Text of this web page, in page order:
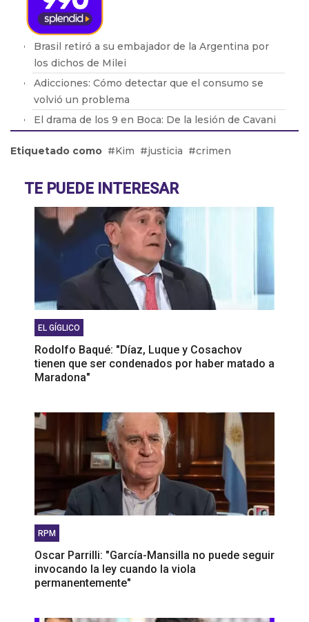
Brasil retiró a su embajador de la Argentina por
los dichos de Milei
Adicciones: Cómo detectar que el consumo se
volvió un problema
El drama de los 9 en Boca: De la lesión de Cavani
ALSONFÍN: "La RUPTURA del MERCOSUR traería
ECONOMÍA ARGENTINA"
RIESTRA PASÓ por ARRIBA a BOCA, le FALTÓ de
TODO al XENEIZE
Etiquetado como Kim justicia crimen
TE PUEDE INTERESAR
EL GÍGLICO
Rodolfo Baqué: "Díaz, Luque y Cosachov
tienen que ser condenados por haber matado a
Maradona"
RPM
Oscar Parrilli: "García-Mansilla no puede seguir
invocando la ley cuando la viola
permanentemente"